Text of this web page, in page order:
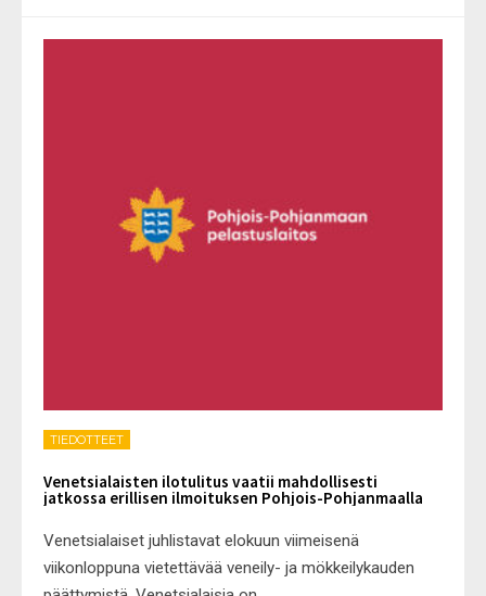
TIEDOTTEET
Venetsialaisten ilotulitus vaatii mahdollisesti
jatkossa erillisen ilmoituksen Pohjois-Pohjanmaalla
Venetsialaiset juhlistavat elokuun viimeisenä
viikonloppuna vietettävää veneily- ja mökkeilykauden